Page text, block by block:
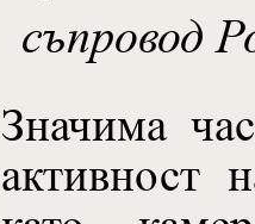
съпровод
Значима
активност